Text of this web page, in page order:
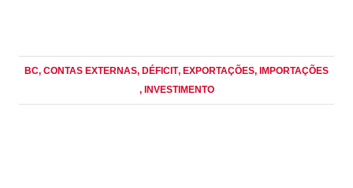
BC, CONTAS EXTERNAS, DÉFICIT, EXPORTAÇÕES, IMPORTAÇÕES
, INVESTIMENTO